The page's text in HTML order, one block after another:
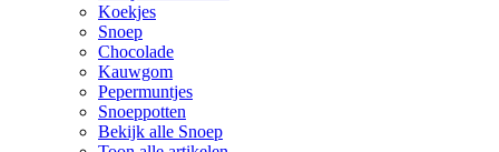
Koekjes
Snoep
Chocolade
Kauwgom
Pepermuntjes
Snoeppotten
Bekijk alle Snoep